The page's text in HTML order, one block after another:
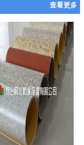
查看更多